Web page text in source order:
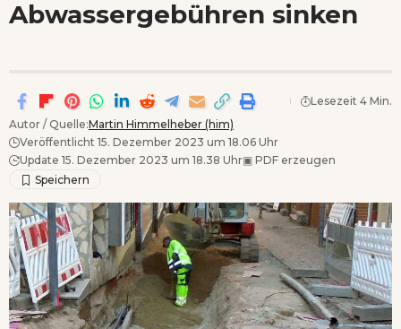
Abwassergebühren sinken
Autor / Quelle:Martin Himmelheber (him)
Veröffentlicht 15. Dezember 2023 um 18.06 Uhr
Update 15. Dezember 2023 um 18.38 Uhr▣ PDF erzeugen
Lesezeit 4 Min.